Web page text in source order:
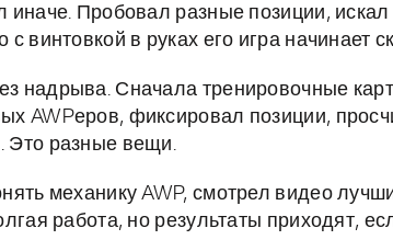
Пробовал разные позиции,
винтовкой в руках его игра начинает
надрыва. Сначала тренировочные
AWPеров, фиксировал позиции,
Это разные вещи.
механику AWP, смотрел видео
работа, но результаты приходят,